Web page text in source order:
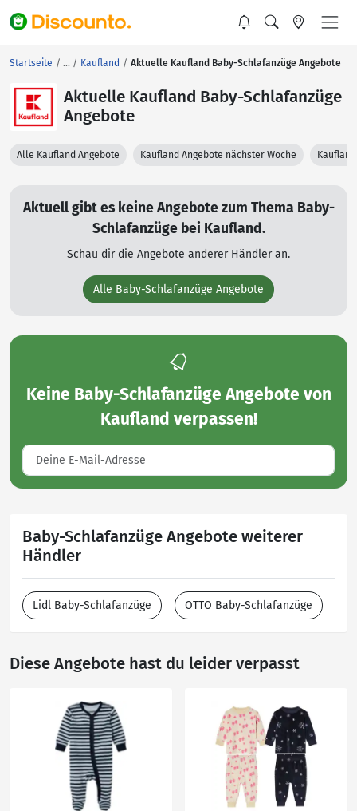
Startseite Kaufland Aktuelle Kaufland Baby-Schlafanzüge Angebote
Aktuelle Kaufland Baby-Schlafanzüge
Angebote
Alle Kaufland Angebote Kaufland Angebote nächster Woche
Aktuell gibt es keine Angebote zum Thema Baby-
Schlafanzüge bei Kaufland.
Schau dir die Angebote anderer Händler an.
Alle Baby-Schlafanzüge Angebote
Keine Baby-Schlafanzüge Angebote von
Kaufland verpassen!
Baby-Schlafanzüge Angebote weiterer
Händler
Lidl Baby-Schlafanzüge OTTO Baby-Schlafanzüge
Diese Angebote hast du leider verpasst